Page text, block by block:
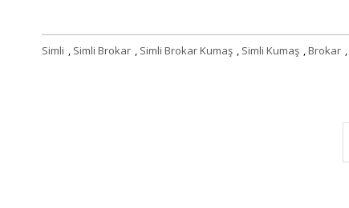
Simli , Simli Brokar , Simli Brokar Kumaş , Simli Kumaş ,Brokar ,